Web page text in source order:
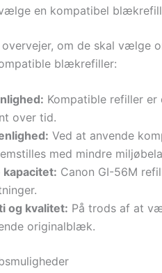
en kompatibel blækrefill
overvejer, om de skal vælge
blækrefiller:
Kompatible refiller
over tid.
Ved at anvende
med mindre
kapacitet: Canon GI-56M
og kvalitet: På trods af at
originalblæk.